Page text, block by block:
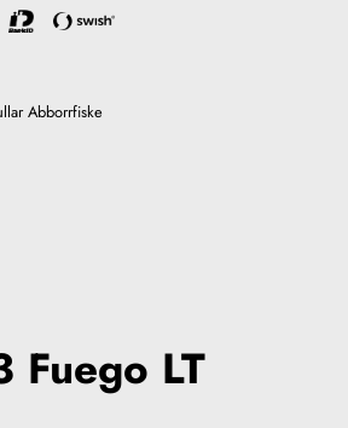
Abborrfiske
Fuego LT